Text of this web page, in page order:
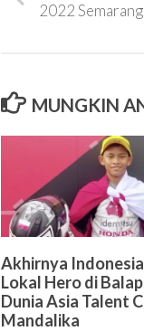
2022
MUNGKIN
Akhirnya
Lokal Hero di
Dunia Asia Talent
Mandalika